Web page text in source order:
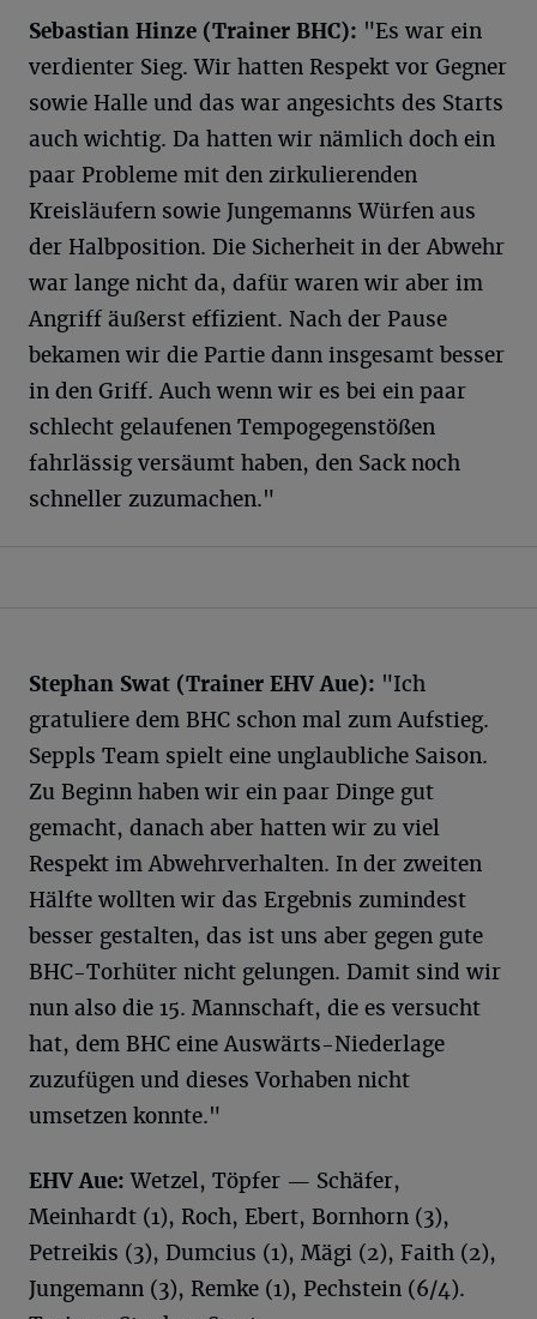
Sebastian Hinze (Trainer BHC): "Es war ein
verdienter Sieg. Wir hatten Respekt vor Gegner
sowie Halle und das war angesichts des Starts
auch wichtig. Da hatten wir nämlich doch ein
paar Probleme mit den zirkulierenden
Kreisläufern sowie Jungemanns Würfen aus
der Halbposition. Die Sicherheit in der Abwehr
war lange nicht da, dafür waren wir aber im
Angriff äußerst effizient. Nach der Pause
bekamen wir die Partie dann insgesamt besser
in den Griff. Auch wenn wir es bei ein paar
schlecht gelaufenen Tempogegenstößen
fahrlässig versäumt haben, den Sack noch
schneller zuzumachen."
Stephan Swat (Trainer EHV Aue): "Ich
gratuliere dem BHC schon mal zum Aufstieg.
Seppls Team spielt eine unglaubliche Saison.
Zu Beginn haben wir ein paar Dinge gut
gemacht, danach aber hatten wir zu viel
Respekt im Abwehrverhalten. In der zweiten
Hälfte wollten wir das Ergebnis zumindest
besser gestalten, das ist uns aber gegen gute
BHC-Torhüter nicht gelungen. Damit sind wir
nun also die 15. Mannschaft, die es versucht
hat, dem BHC eine Auswärts-Niederlage
zuzufügen und dieses Vorhaben nicht
umsetzen konnte."
EHV Aue: Wetzel, Töpfer — Schäfer,
Meinhardt (1), Roch, Ebert, Bornhorn (3),
Petreikis (3), Dumcius (1), Mägi (2), Faith (2),
Jungemann (3), Remke (1), Pechstein (6/4).